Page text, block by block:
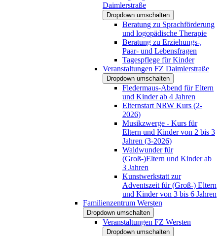
Daimlerstraße
Dropdown umschalten
Beratung zu Sprachförderung
und logopädische Therapie
Beratung zu Erziehungs-,
Paar- und Lebensfragen
Tagespflege für Kinder
Veranstaltungen FZ Daimlerstraße
Dropdown umschalten
Fledermaus-Abend für Eltern
und Kinder ab 4 Jahren
Elternstart NRW Kurs (2-
2026)
Musikzwerge - Kurs für
Eltern und Kinder von 2 bis 3
Jahren (3-2026)
Waldwunder für
(Groß-)Eltern und Kinder ab
3 Jahren
Kunstwerkstatt zur
Adventszeit für (Groß-) Eltern
und Kinder von 3 bis 6 Jahren
Familienzentrum Wersten
Dropdown umschalten
Veranstaltungen FZ Wersten
Dropdown umschalten